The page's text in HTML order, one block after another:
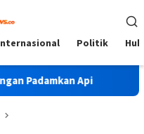
Politik
Api HKG PKK